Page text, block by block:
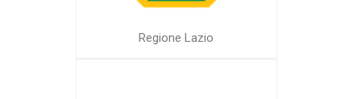
Regione Lazio